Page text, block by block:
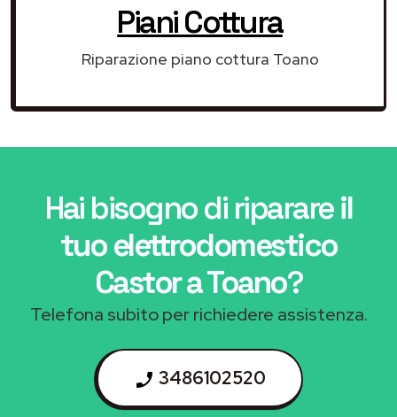
Piani Cottura
Riparazione piano cottura Toano
Hai bisogno di riparareil
tuo elettrodomestico
Castor a Toano?
Telefona subito per richiedere assistenza.
3486102520